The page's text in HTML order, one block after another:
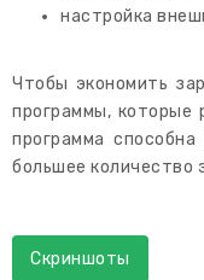
настройка
Чтобы экономить
программы,
программа
большее количество
Скриншоты